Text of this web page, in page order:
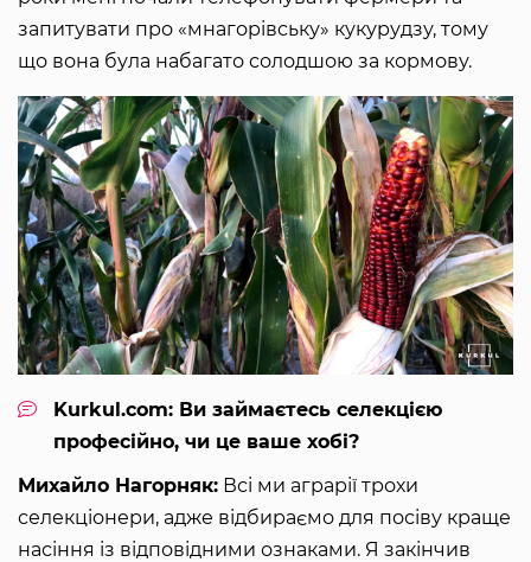
запитувати про «мнагорівську» кукурудзу, тому
що вона була набагато солодшою за кормову.
Kurkul.com: Ви займаєтесь селекцією
професійно, чи це ваше хобі?
Михайло Нагорняк: Всі ми аграрії трохи
селекціонери, адже відбираємо для посіву краще
насіння із відповідними ознаками. Я закінчив